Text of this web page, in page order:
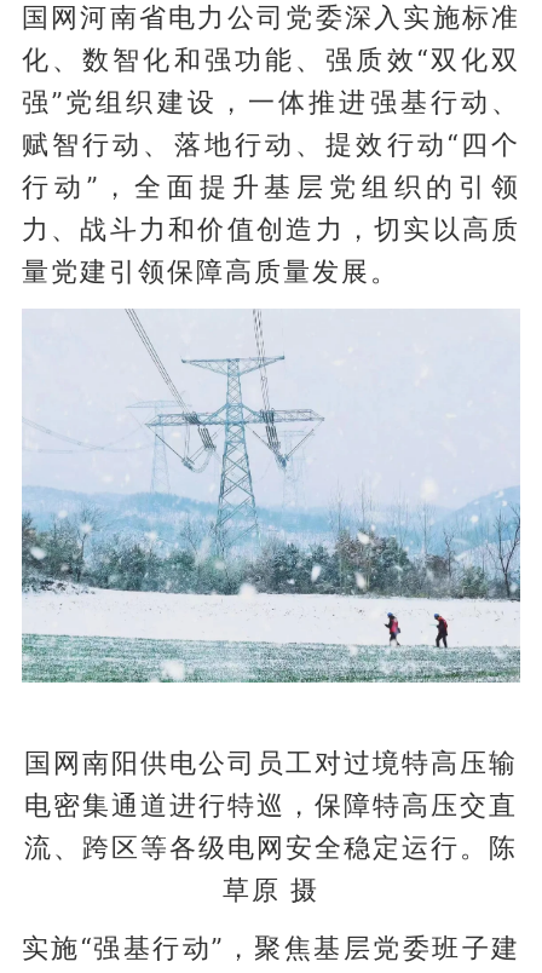
国网河南省电力公司党委深入实施标准
化、数智化和强功能、强质效“双化双
强”党组织建设，一体推进强基行动、
赋智行动、落地行动、提效行动“四个
行动”，全面提升基层党组织的引领
力、战斗力和价值创造力，切实以高质
量党建引领保障高质量发展。
国网南阳供电公司员工对过境特高压输
电密集通道进行特巡，保障特高压交直
流、跨区等各级电网安全稳定运行。陈
草原 摄
实施“强基行动”，聚焦基层党委班子建